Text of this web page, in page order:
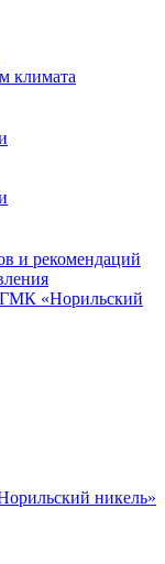
климата
и рекомендаций
«Норильский
никель»